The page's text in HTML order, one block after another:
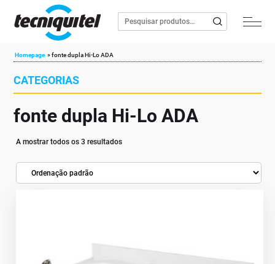
Homepage »fonte dupla Hi-Lo ADA
CATEGORIAS
fonte dupla Hi-Lo ADA
A mostrar todos os 3 resultados